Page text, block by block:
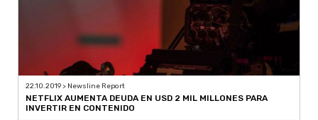
22.10.2019 > Newsline Report
NETFLIX AUMENTA DEUDA EN USD 2 MIL MILLONES PARA
INVERTIR EN CONTENIDO